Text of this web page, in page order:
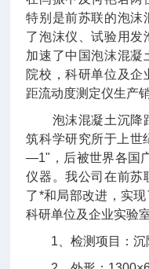
特别是前苏联的泡沫
了泡沫仪、试验用发
加速了中国泡沫混凝
院校，科研单位及企
距流动度测定仪生产销
泡沫混凝土沉降距
筑科学研究所于上
—1"，后被世界各国
仪器。我公司在前苏
了*和局部改进，实
科研单位及企业实验
1、检测项目：沉